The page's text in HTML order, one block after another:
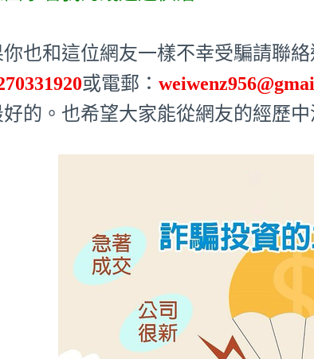
也和這位網友一樣不幸受騙請聯絡
或電郵：
的。也希望大家能從網友的經歷